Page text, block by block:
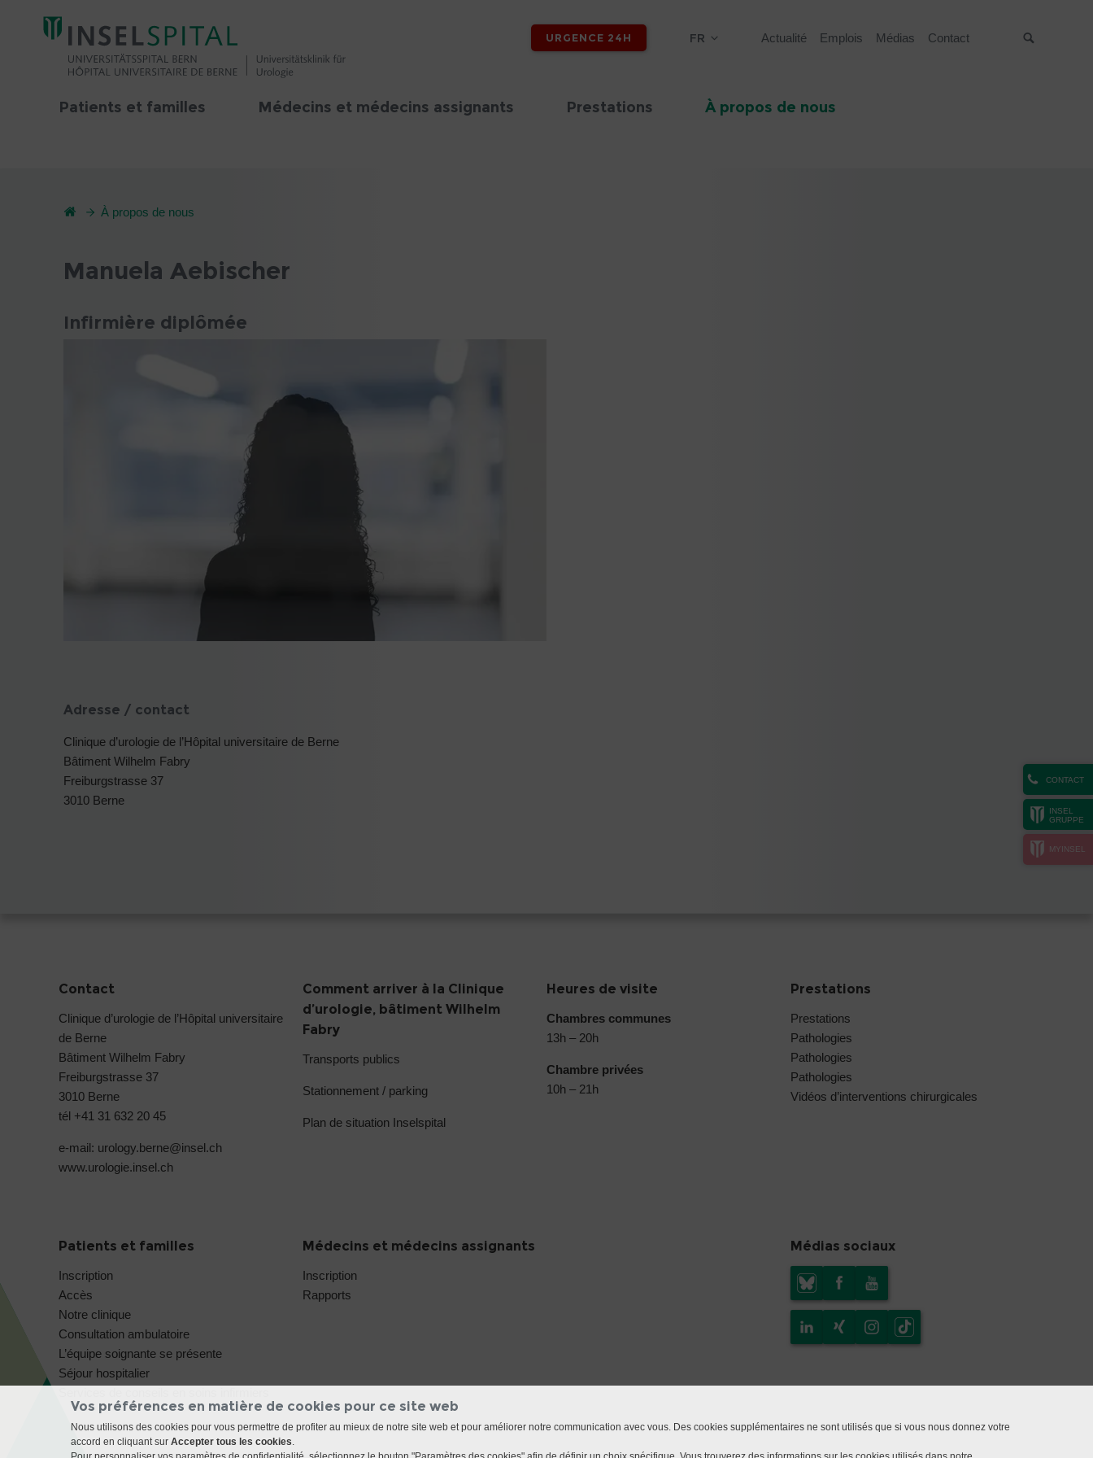
URGENCE 24H FR Actualité Emplois Médias Contact
Patients et familles Médecins et médecins assignants Prestations À propos de nous
CONTACT
INSEL
GRUPPE
MYINSEL
À propos de nous
Manuela Aebischer
Infirmière diplômée
Adresse / contact
Clinique d’urologie de l’Hôpital universitaire de Berne
Bâtiment Wilhelm Fabry
Freiburgstrasse 37
3010 Berne
Contact
Clinique d’urologie de l’Hôpital universitaire
de Berne
Bâtiment Wilhelm Fabry
Freiburgstrasse 37
3010 Berne
tél +41 31 632 20 45
e-mail: urology.berne@insel.ch
www.urologie.insel.ch
Comment arriver à la Clinique
d’urologie, bâtiment Wilhelm
Fabry
Transports publics
Stationnement / parking
Plan de situation Inselspital
Heures de visite
Chambres communes
13h – 20h
Chambre privées
10h – 21h
Prestations
Prestations
Pathologies
Pathologies
Pathologies
Vidéos d’interventions chirurgicales
Patients et familles
Inscription
Accès
Notre clinique
Consultation ambulatoire
L’équipe soignante se présente
Séjour hospitalier
Médecins et médecins assignants
Inscription
Rapports
Médias sociaux
Vos préférences en matière de cookies pour ce site web
Nous utilisons des cookies pour vous permettre de profiter au mieux de notre site web et pour améliorer notre communication avec vous. Des cookies supplémentaires ne sont utilisés que si vous nous donnez votre
accord en cliquant sur Accepter tous les cookies.